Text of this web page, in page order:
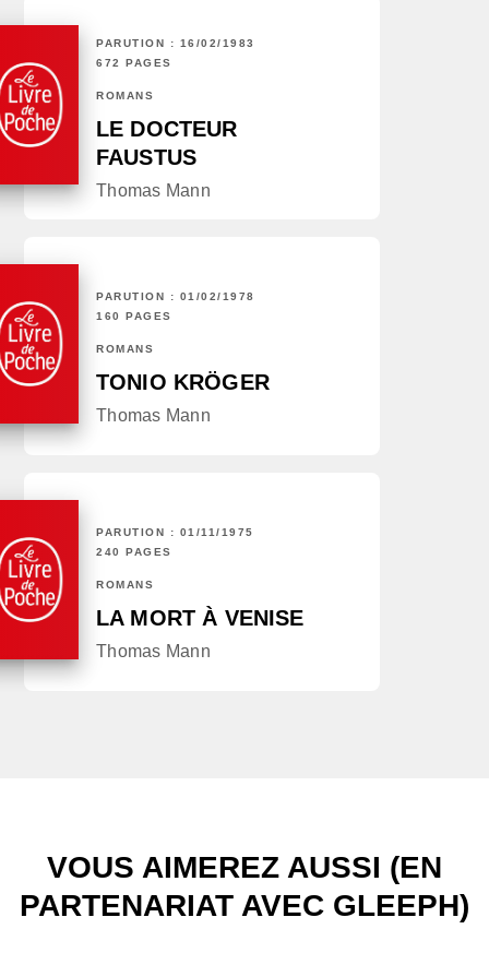
PARUTION : 16/02/1983
672 PAGES
ROMANS
LE DOCTEUR
FAUSTUS
Thomas Mann
PARUTION : 01/02/1978
160 PAGES
ROMANS
TONIO KRÖGER
Thomas Mann
PARUTION : 01/11/1975
240 PAGES
ROMANS
LA MORT À VENISE
Thomas Mann
VOUS AIMEREZ AUSSI (EN
PARTENARIAT AVEC GLEEPH)